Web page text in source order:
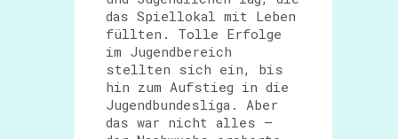
das Spiellokal mit Leben
füllten. Tolle Erfolge
im Jugendbereich
stellten sich ein, bis
hin zum Aufstieg in die
Jugendbundesliga. Aber
das war nicht alles –